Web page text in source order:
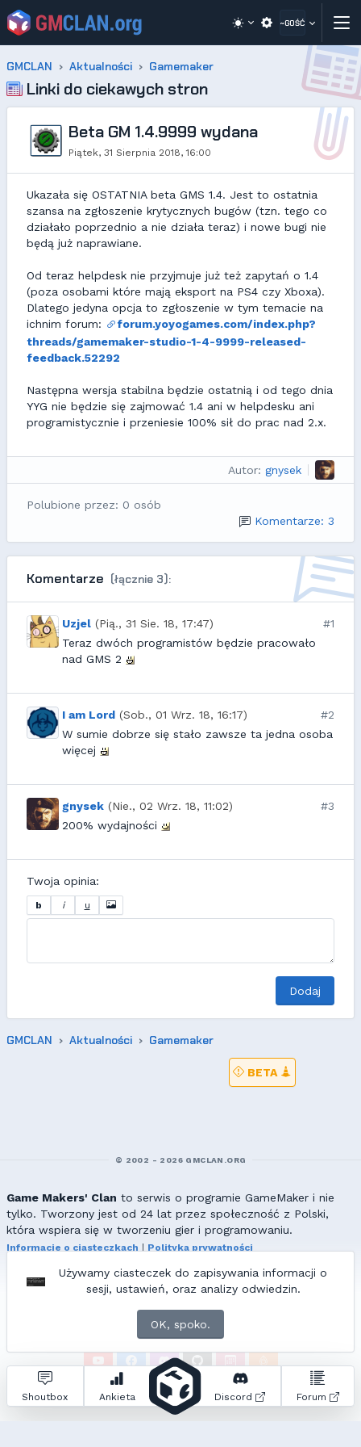
~GOŚĆ
GMCLAN Aktualności Gamemaker
Linki do ciekawych stron
Beta GM 1.4.9999 wydana
Piątek, 31 Sierpnia 2018, 16:00
Ukazała się OSTATNIA beta GMS 1.4. Jest to ostatnia
szansa na zgłoszenie krytycznych bugów (tzn. tego co
działało poprzednio a nie działa teraz) i nowe bugi nie
będą już naprawiane.
Od teraz helpdesk nie przyjmuje już też zapytań o 1.4
(poza osobami które mają eksport na PS4 czy Xboxa).
Dlatego jedyna opcja to zgłoszenie w tym temacie na
ichnim forum:
forum.yoyogames.com/index.php?
threads/gamemaker-studio-1-4-9999-released-
feedback.52292
Następna wersja stabilna będzie ostatnią i od tego dnia
YYG nie będzie się zajmować 1.4 ani w helpdesku ani
programistycznie i przeniesie 100% sił do prac nad 2.x.
Autor: gnysek
Polubione przez: 0 osób
Komentarze: 3
Komentarze (łącznie 3):
Uzjel (Pią., 31 Sie. 18, 17:47)
#1
Teraz dwóch programistów będzie pracowało
nad GMS 2
I am Lord (Sob., 01 Wrz. 18, 16:17)
#2
W sumie dobrze się stało zawsze ta jedna osoba
więcej
gnysek (Nie., 02 Wrz. 18, 11:02)
#3
200% wydajności
Twoja opinia:
b i u
Dodaj
GMCLAN Aktualności Gamemaker
Używamy ciasteczek do zapisywania informacji o
sesji, ustawień, oraz analizy odwiedzin.
OK, spoko.
Shoutbox Ankieta Discord Forum
BETA
© 2002 - 2026 GMCLAN.ORG
Game Makers' Clan to serwis o programie GameMaker i nie
tylko. Tworzony jest od 24 lat przez społeczność z Polski,
która wspiera się w tworzeniu gier i programowaniu.
Informacje o ciasteczkach
Polityka prywatności
Wszelkie prawa zastrzeżone. Kopiowanie materiałów bez zgody
redakcji zabronione!
ZNAJDZIESZ NAS TAKŻE NA:
Zapytań do bazy: • Czas generowania: